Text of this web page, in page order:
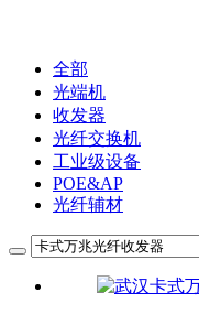
全部
光端机
收发器
光纤交换机
工业级设备
POE&AP
光纤辅材